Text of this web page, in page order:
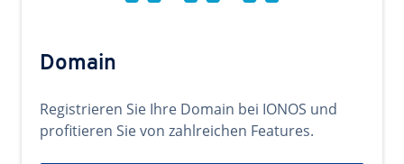
Domain
Registrieren Sie Ihre Domain bei IONOS und
profitieren Sie von zahlreichen Features.